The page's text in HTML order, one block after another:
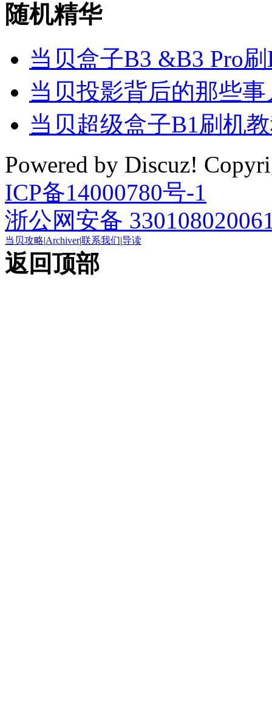
随机精华
当贝盒子B3 &B3 Pro
当贝投影背后的那些
当贝超级盒子B1刷机
Powered by Discuz!
ICP备14000780号-1
浙公网安备
当贝攻略|Archiver|联系我们|导读
返回顶部